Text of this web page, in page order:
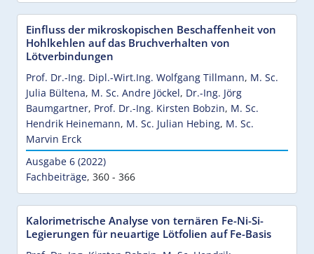
Einfluss der mikroskopischen Beschaffenheit von
Hohlkehlen auf das Bruchverhalten von
Lötverbindungen
Prof. Dr.-Ing. Dipl.-Wirt.Ing. Wolfgang Tillmann, M. Sc.
Julia Bültena, M. Sc. Andre Jöckel, Dr.-Ing. Jörg
Baumgartner, Prof. Dr.-Ing. Kirsten Bobzin, M. Sc.
Hendrik Heinemann, M. Sc. Julian Hebing, M. Sc.
Marvin Erck
Ausgabe 6 (2022)
Fachbeiträge, 360 - 366
Kalorimetrische Analyse von ternären Fe-Ni-Si-
Legierungen für neuartige Lötfolien auf Fe-Basis